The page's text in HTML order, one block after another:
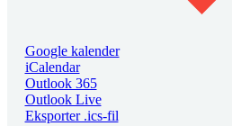
Google kalender
iCalendar
Outlook 365
Outlook Live
Eksporter .ics-fil